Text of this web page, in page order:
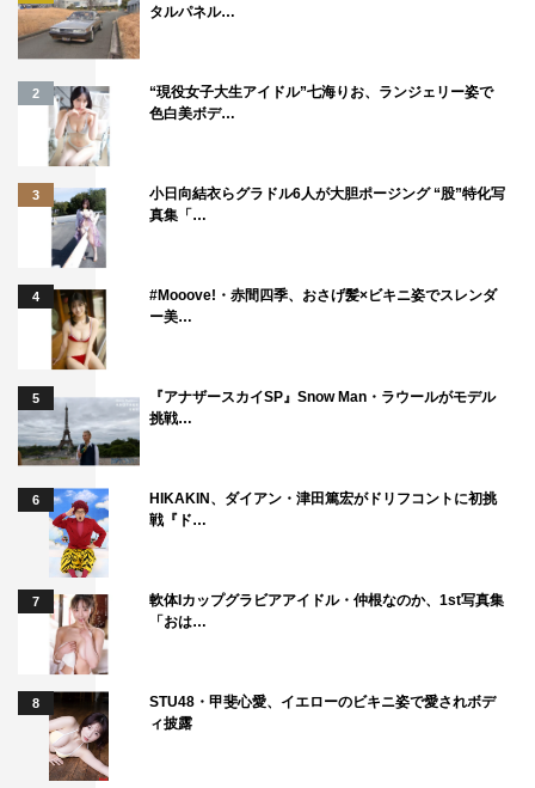
タルパネル…
2
“現役女子大生アイドル”七海りお、ランジェリー姿で
色白美ボデ…
3
小日向結衣らグラドル6人が大胆ポージング “股”特化写
真集「…
4
#Mooove!・赤間四季、おさげ髪×ビキニ姿でスレンダ
ー美…
5
『アナザースカイSP』Snow Man・ラウールがモデル
挑戦…
6
HIKAKIN、ダイアン・津田篤宏がドリフコントに初挑
戦『ド…
7
軟体Iカップグラビアアイドル・仲根なのか、1st写真集
「おは…
8
STU48・甲斐心愛、イエローのビキニ姿で愛されボデ
ィ披露